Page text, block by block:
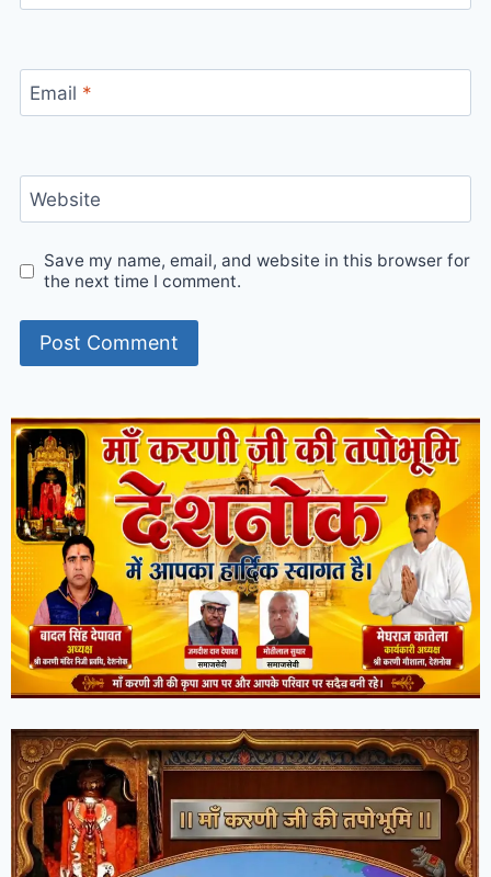
Email *
Website
Save my name, email, and website in this browser for
the next time I comment.